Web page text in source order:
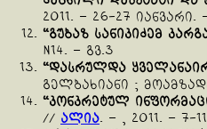
2011. – 26-27 იანვარი.
“გუბაზ სანიკიძემ
N14. – გვ.3
“დასრულდა
გელბახიანი ;
“კონკრეტულ
// ალია. – , 2011. – 7-